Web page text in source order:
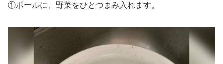
①ボールに、野菜をひとつまみ入れます。